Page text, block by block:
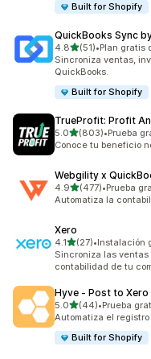
Built for Shopify
QuickBooks Sync
4.8de 5 estrellas
(51)
51 reseñas en total
•Plan gratis
Sincroniza ventas,
QuickBooks.
Built for Shopify
TrueProfit: Profit
5.0de 5 estrellas
(803)
803 reseñas en total
•Prueba
Conoce tu beneficio
Webgility x
4.9de 5 estrellas
(477)
477 reseñas en total
•Prueba
Automatiza la
Xero
4.1de 5 estrellas
(27)
27 reseñas en total
•Instalación
Sincroniza las ventas
contabilidad de tu
Hyve ‑ Post to Xero
5.0de 5 estrellas
(44)
44 reseñas en total
•Prueba
Automatiza el
Built for Shopify